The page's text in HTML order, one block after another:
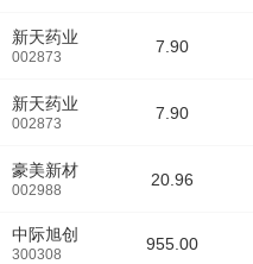
新天药业
002873
新天药业
002873
豪美新材
002988
中际旭创
300308
7.90
7.90
20.96
955.00